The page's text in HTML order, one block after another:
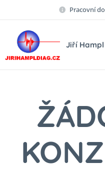
Pracovní
Jiří Hampl